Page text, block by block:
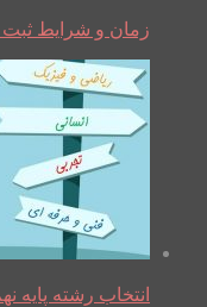
زمان و شرایط ثبت
انتخاب رشته پایه